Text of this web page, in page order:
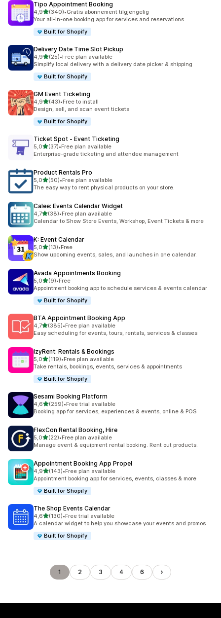
Tipo Appointment Booking
4,9av 5 stjerner
(340)
Totalt 340 omtaler
•Gratis abonnement tilgjengelig
Your all-in-one booking app for services and reservations
Built for Shopify
Delivery Date Time Slot Pickup
4,9av 5 stjerner
(25)
Totalt 25 omtaler
•Free plan available
Simplify local delivery with a delivery date picker & shipping
Built for Shopify
GM Event Ticketing
4,9av 5 stjerner
(43)
Totalt 43 omtaler
•Free to install
Design, sell, and scan event tickets
Built for Shopify
Ticket Spot ‑ Event Ticketing
5,0av 5 stjerner
(37)
Totalt 37 omtaler
•Free plan available
Enterprise-grade ticketing and attendee management
Product Rentals Pro
5,0av 5 stjerner
(50)
Totalt 50 omtaler
•Free plan available
The easy way to rent physical products on your store.
Calee: Events Calendar Widget
4,7av 5 stjerner
(38)
Totalt 38 omtaler
•Free plan available
Calendar to Show Store Events, Workshop, Event Tickets & more
K: Event Calendar
5,0av 5 stjerner
(13)
Totalt 13 omtaler
•Free
Show upcoming events, sales, and launches in one calendar.
Avada Appointments Booking
5,0av 5 stjerner
(9)
Totalt 9 omtaler
•Free
Appointment booking app to schedule services & events calendar
Built for Shopify
BTA Appointment Booking App
4,7av 5 stjerner
(385)
Totalt 385 omtaler
•Free plan available
Easy scheduling for events, tours, rentals, services & classes
IzyRent: Rentals & Bookings
5,0av 5 stjerner
(119)
Totalt 119 omtaler
•Free plan available
Take rentals, bookings, events, services & appointments
Built for Shopify
Sesami Booking Platform
4,6av 5 stjerner
(259)
Totalt 259 omtaler
•Free trial available
Booking app for services, experiences & events, online & POS
FlexCon Rental Booking, Hire
5,0av 5 stjerner
(22)
Totalt 22 omtaler
•Free plan available
Manage event & equipment rental booking. Rent out products.
Appointment Booking App Propel
4,9av 5 stjerner
(143)
Totalt 143 omtaler
•Free plan available
Appointment booking app for services, events, classes & more
Built for Shopify
The Shop Events Calendar
4,6av 5 stjerner
(130)
Totalt 130 omtaler
•Free trial available
A calendar widget to help you showcase your events and promos
Built for Shopify
1 2 3 4 6